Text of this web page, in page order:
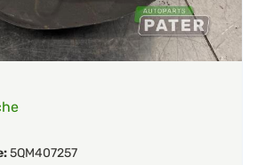
5QM407257